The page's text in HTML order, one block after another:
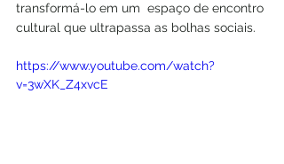
transformá-lo em um  espaço de encontro
cultural que ultrapassa as bolhas sociais.
https://www.youtube.com/watch?
v=3wXK_Z4xvcE